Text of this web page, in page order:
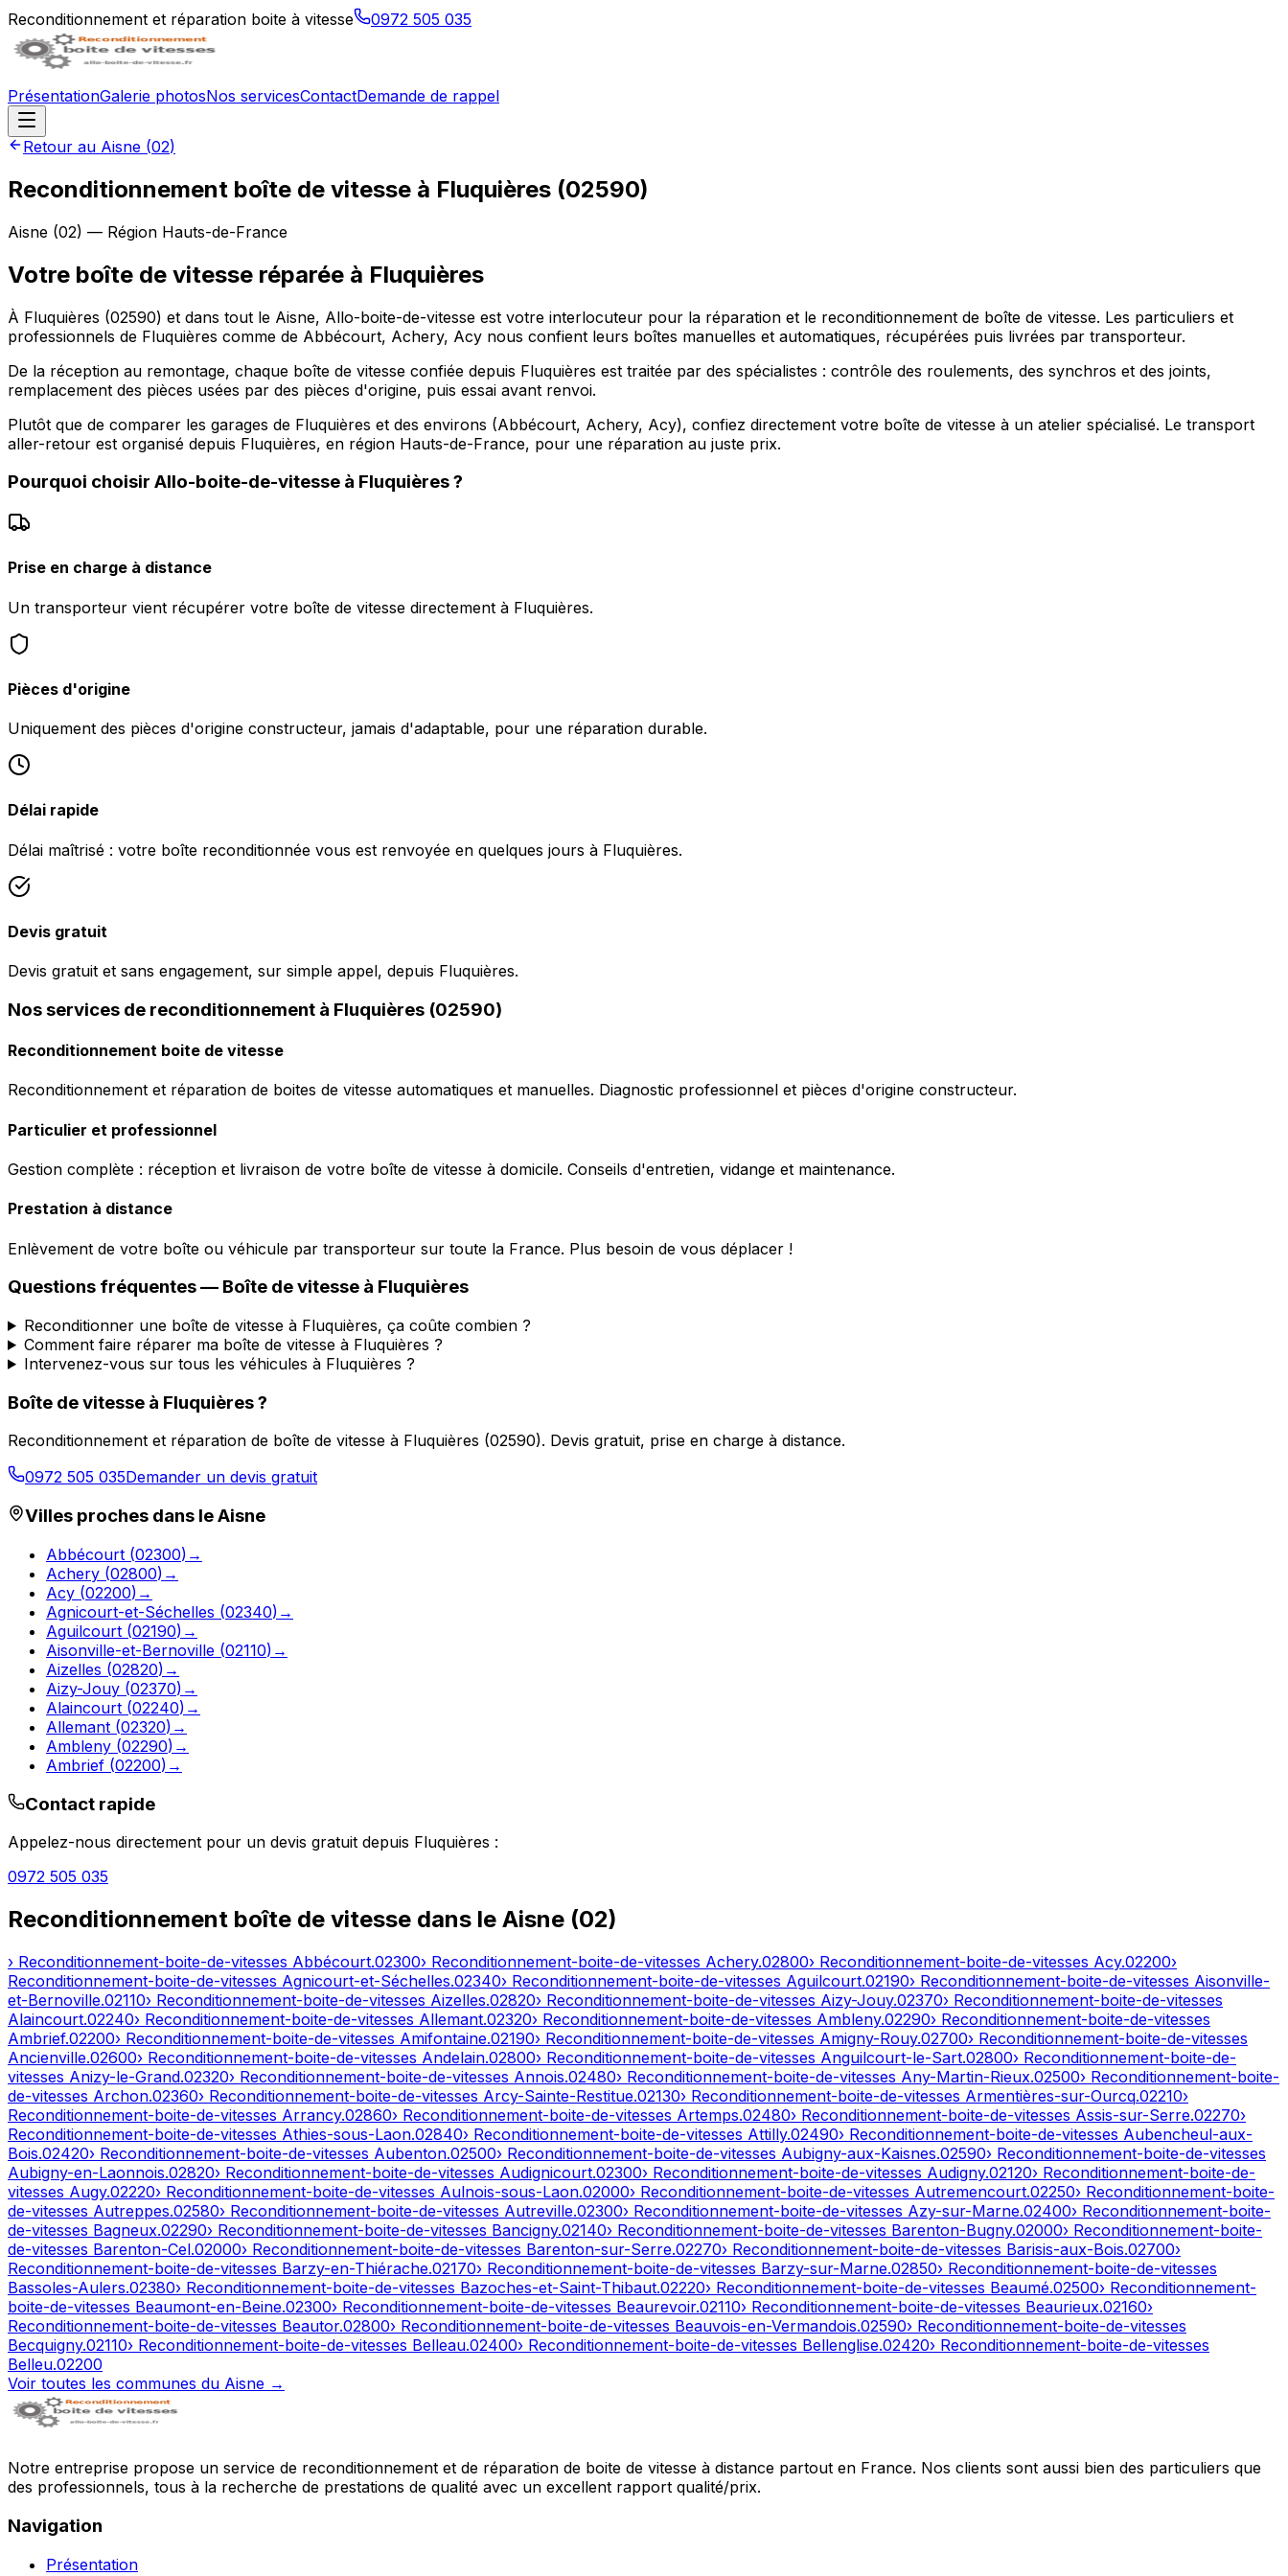
Reconditionnement et réparation boite à vitesse 0972 505 035
PrésentationGalerie photosNos servicesContactDemande de rappel
Retour au Aisne (02)
Reconditionnement boîte de vitesse à Fluquières (02590)
Aisne (02) — Région Hauts-de-France
Votre boîte de vitesse réparée à Fluquières
À Fluquières (02590) et dans tout le Aisne, Allo-boite-de-vitesse est votre interlocuteur pour la réparation et le reconditionnement de boîte de vitesse. Les particuliers et
professionnels de Fluquières comme de Abbécourt, Achery, Acy nous confient leurs boîtes manuelles et automatiques, récupérées puis livrées par transporteur.
De la réception au remontage, chaque boîte de vitesse confiée depuis Fluquières est traitée par des spécialistes : contrôle des roulements, des synchros et des joints,
remplacement des pièces usées par des pièces d'origine, puis essai avant renvoi.
Plutôt que de comparer les garages de Fluquières et des environs (Abbécourt, Achery, Acy), confiez directement votre boîte de vitesse à un atelier spécialisé. Le transport
aller-retour est organisé depuis Fluquières, en région Hauts-de-France, pour une réparation au juste prix.
Pourquoi choisir Allo-boite-de-vitesse à Fluquières?
Prise en charge à distance
Un transporteur vient récupérer votre boîte de vitesse directement à Fluquières.
Pièces d'origine
Uniquement des pièces d'origine constructeur, jamais d'adaptable, pour une réparation durable.
Délai rapide
Délai maîtrisé : votre boîte reconditionnée vous est renvoyée en quelques jours à Fluquières.
Devis gratuit
Devis gratuit et sans engagement, sur simple appel, depuis Fluquières.
Nos services de reconditionnement à Fluquières (02590)
Reconditionnement boite de vitesse
Reconditionnement et réparation de boites de vitesse automatiques et manuelles. Diagnostic professionnel et pièces d'origine constructeur.
Particulier et professionnel
Gestion complète : réception et livraison de votre boîte de vitesse à domicile. Conseils d'entretien, vidange et maintenance.
Prestation à distance
Enlèvement de votre boîte ou véhicule par transporteur sur toute la France. Plus besoin de vous déplacer !
Questions fréquentes — Boîte de vitesse à Fluquières
Reconditionner une boîte de vitesse à Fluquières, ça coûte combien ?
Comment faire réparer ma boîte de vitesse à Fluquières ?
Intervenez-vous sur tous les véhicules à Fluquières ?
Boîte de vitesse à Fluquières?
Reconditionnement et réparation de boîte de vitesse à Fluquières (02590). Devis gratuit, prise en charge à distance.
0972 505 035Demander un devis gratuit
Villes proches dans leAisne
Abbécourt (02300) →
Achery (02800) →
Acy (02200) →
Agnicourt-et-Séchelles (02340) →
Aguilcourt (02190) →
Aisonville-et-Bernoville (02110) →
Aizelles (02820) →
Aizy-Jouy (02370) →
Alaincourt (02240) →
Allemant (02320) →
Ambleny (02290) →
Ambrief (02200) →
Contact rapide
Appelez-nous directement pour un devis gratuit depuis Fluquières :
0972 505 035
Reconditionnement boîte de vitesse dans le Aisne (02)
› Reconditionnement-boite-de-vitesses Abbécourt.02300› Reconditionnement-boite-de-vitesses Achery.02800› Reconditionnement-boite-de-vitesses Acy.02200›
Reconditionnement-boite-de-vitesses Agnicourt-et-Séchelles.02340› Reconditionnement-boite-de-vitesses Aguilcourt.02190› Reconditionnement-boite-de-vitesses Aisonville-
et-Bernoville.02110› Reconditionnement-boite-de-vitesses Aizelles.02820› Reconditionnement-boite-de-vitesses Aizy-Jouy.02370› Reconditionnement-boite-de-vitesses
Alaincourt.02240› Reconditionnement-boite-de-vitesses Allemant.02320› Reconditionnement-boite-de-vitesses Ambleny.02290› Reconditionnement-boite-de-vitesses
Ambrief.02200› Reconditionnement-boite-de-vitesses Amifontaine.02190› Reconditionnement-boite-de-vitesses Amigny-Rouy.02700› Reconditionnement-boite-de-vitesses
Ancienville.02600› Reconditionnement-boite-de-vitesses Andelain.02800› Reconditionnement-boite-de-vitesses Anguilcourt-le-Sart.02800› Reconditionnement-boite-de-
vitesses Anizy-le-Grand.02320› Reconditionnement-boite-de-vitesses Annois.02480› Reconditionnement-boite-de-vitesses Any-Martin-Rieux.02500› Reconditionnement-boite-
de-vitesses Archon.02360› Reconditionnement-boite-de-vitesses Arcy-Sainte-Restitue.02130› Reconditionnement-boite-de-vitesses Armentières-sur-Ourcq.02210›
Reconditionnement-boite-de-vitesses Arrancy.02860› Reconditionnement-boite-de-vitesses Artemps.02480› Reconditionnement-boite-de-vitesses Assis-sur-Serre.02270›
Reconditionnement-boite-de-vitesses Athies-sous-Laon.02840› Reconditionnement-boite-de-vitesses Attilly.02490› Reconditionnement-boite-de-vitesses Aubencheul-aux-
Bois.02420› Reconditionnement-boite-de-vitesses Aubenton.02500› Reconditionnement-boite-de-vitesses Aubigny-aux-Kaisnes.02590› Reconditionnement-boite-de-vitesses
Aubigny-en-Laonnois.02820› Reconditionnement-boite-de-vitesses Audignicourt.02300› Reconditionnement-boite-de-vitesses Audigny.02120› Reconditionnement-boite-de-
vitesses Augy.02220› Reconditionnement-boite-de-vitesses Aulnois-sous-Laon.02000› Reconditionnement-boite-de-vitesses Autremencourt.02250› Reconditionnement-boite-
de-vitesses Autreppes.02580› Reconditionnement-boite-de-vitesses Autreville.02300› Reconditionnement-boite-de-vitesses Azy-sur-Marne.02400› Reconditionnement-boite-
de-vitesses Bagneux.02290› Reconditionnement-boite-de-vitesses Bancigny.02140› Reconditionnement-boite-de-vitesses Barenton-Bugny.02000› Reconditionnement-boite-
de-vitesses Barenton-Cel.02000› Reconditionnement-boite-de-vitesses Barenton-sur-Serre.02270› Reconditionnement-boite-de-vitesses Barisis-aux-Bois.02700›
Reconditionnement-boite-de-vitesses Barzy-en-Thiérache.02170› Reconditionnement-boite-de-vitesses Barzy-sur-Marne.02850› Reconditionnement-boite-de-vitesses
Bassoles-Aulers.02380› Reconditionnement-boite-de-vitesses Bazoches-et-Saint-Thibaut.02220› Reconditionnement-boite-de-vitesses Beaumé.02500› Reconditionnement-
boite-de-vitesses Beaumont-en-Beine.02300› Reconditionnement-boite-de-vitesses Beaurevoir.02110› Reconditionnement-boite-de-vitesses Beaurieux.02160›
Reconditionnement-boite-de-vitesses Beautor.02800› Reconditionnement-boite-de-vitesses Beauvois-en-Vermandois.02590› Reconditionnement-boite-de-vitesses
Becquigny.02110› Reconditionnement-boite-de-vitesses Belleau.02400› Reconditionnement-boite-de-vitesses Bellenglise.02420› Reconditionnement-boite-de-vitesses
Belleu.02200
Voir toutes les communes du Aisne →
Notre entreprise propose un service de reconditionnement et de réparation de boite de vitesse à distance partout en France. Nos clients sont aussi bien des particuliers que
des professionnels, tous à la recherche de prestations de qualité avec un excellent rapport qualité/prix.
Navigation
Présentation